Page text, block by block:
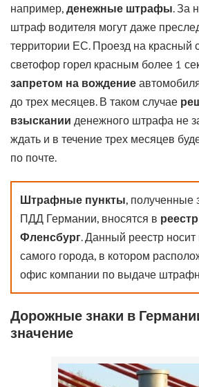
например, денежные штрафы. За
штраф водителя могут даже
территории ЕС. Проезд на красный
светофор горел красным более 1
запретом на вождение
до трех месяцев. В таком случае
взыскании денежного штрафа не
ждать и в течение трех месяцев
по почте.
Штрафные пункты, полученные
ПДД Германии, вносятся в
Фленсбург. Данный реестр носит
самого города, в котором
офис компании по выдаче
Дорожные знаки в
значение